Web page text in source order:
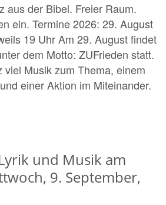
aus der Bibel. Freier Raum.
ein. Termine 2026: 29. August
19 Uhr Am 29. August findet
dem Motto: ZUFrieden statt.
viel Musik zum Thema, einem
einer Aktion im Miteinander.
und Musik am
9. September,